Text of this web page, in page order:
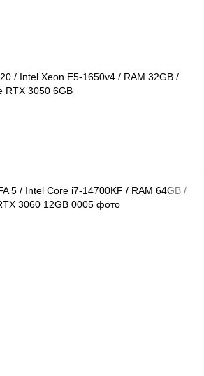
20 / Intel Xeon E5-1650v4 / RAM 32GB /
RTX 3050 6GB